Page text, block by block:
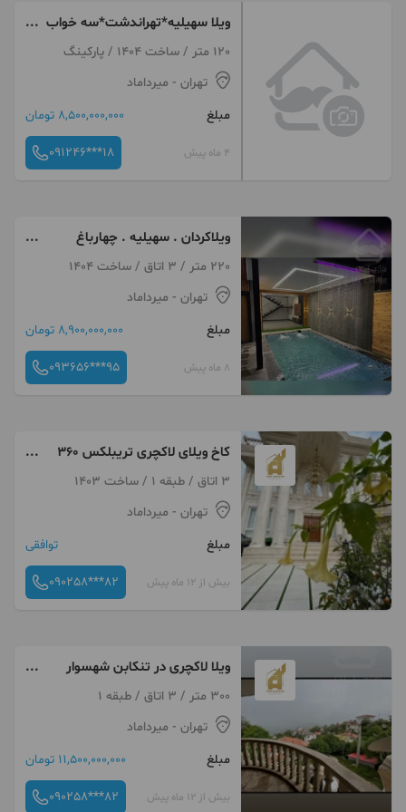
ویلا سهیلیه*تهراندشت*سه خواب
*زیرقیمت
120 متر / ساخت 1404 / پارکینگ
تهران - میرداماد
مبلغ
8,500,000,000 تومان
4 ماه پیش 091246***18
ویلاکردان . سهیلیه . چهارباغ
اقساط مدرن لوکس سند
220 متر / 3 اتاق / ساخت 1404
تهران - میرداماد
مبلغ
8,900,000,000 تومان
8 ماه پیش 093656***95
کاخ ویلای لاکچری تریبلکس ۳۶۰
__متر قابل تهاتر با تهران یا کرج
3 اتاق / طبقه 1 / ساخت 1403
تهران - میرداماد
مبلغ
توافقی
بیش از 12 ماه پیش 090258***82
ویلا لاکچری در تنکابن شهسوار
قابل تهاتر با تهران300 متر / 3 اتاق / طبقه 1
تهران - میرداماد
مبلغ
11,500,000,000 تومان
بیش از 12 ماه پیش 090258***82